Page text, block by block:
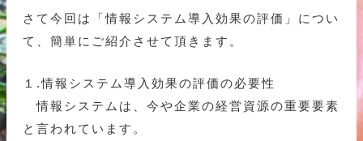
さて今回は「情報システム導入効果の評価」につい
て、簡単にご紹介させて頂きます。
１.情報システム導入効果の評価の必要性
情報システムは、今や企業の経営資源の重要要素
と言われています。